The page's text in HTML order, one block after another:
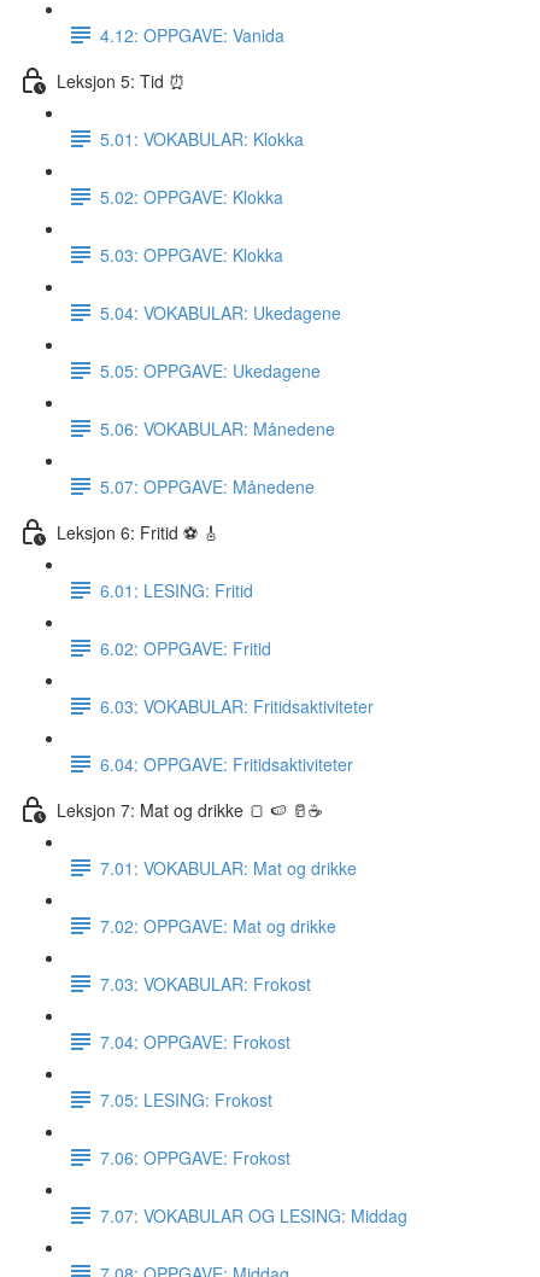
4.12: OPPGAVE: Vanida
Leksjon 5: Tid ⏰
5.01: VOKABULAR: Klokka
5.02: OPPGAVE: Klokka
5.03: OPPGAVE: Klokka
5.04: VOKABULAR: Ukedagene
5.05: OPPGAVE: Ukedagene
5.06: VOKABULAR: Månedene
5.07: OPPGAVE: Månedene
Leksjon 6: Fritid ⚽️ 🎸
6.01: LESING: Fritid
6.02: OPPGAVE: Fritid
6.03: VOKABULAR: Fritidsaktiviteter
6.04: OPPGAVE: Fritidsaktiviteter
Leksjon 7: Mat og drikke 🍞 🍉 🥛☕️
7.01: VOKABULAR: Mat og drikke
7.02: OPPGAVE: Mat og drikke
7.03: VOKABULAR: Frokost
7.04: OPPGAVE: Frokost
7.05: LESING: Frokost
7.06: OPPGAVE: Frokost
7.07: VOKABULAR OG LESING: Middag